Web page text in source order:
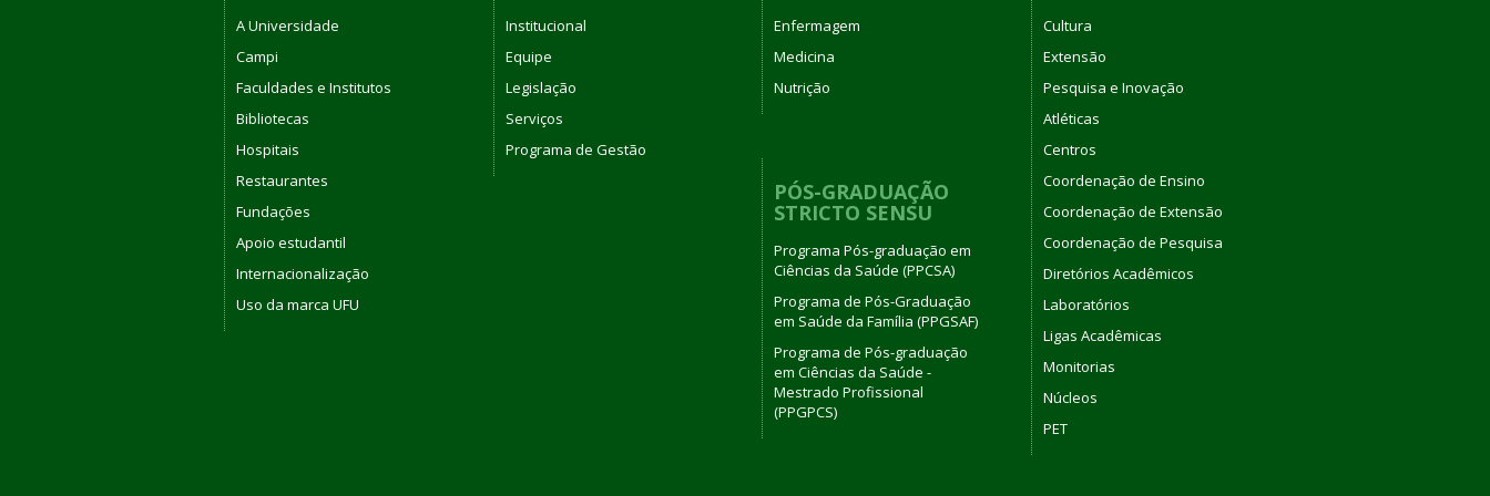
A Universidade
Campi
Faculdades e Institutos
Bibliotecas
Hospitais
Restaurantes
Fundações
Apoio estudantil
Internacionalização
Uso da marca UFU
Institucional
Equipe
Legislação
Serviços
Programa de Gestão
Enfermagem
Medicina
Nutrição
PÓS-GRADUAÇÃO
STRICTO SENSU
Programa Pós-graduação em
Ciências da Saúde (PPCSA)
Programa de Pós-Graduação
em Saúde da Família (PPGSAF)
Programa de Pós-graduação
em Ciências da Saúde -
Mestrado Profissional
(PPGPCS)
Cultura
Extensão
Pesquisa e Inovação
Atléticas
Centros
Coordenação de Ensino
Coordenação de Extensão
Coordenação de Pesquisa
Diretórios Acadêmicos
Laboratórios
Ligas Acadêmicas
Monitorias
Núcleos
PET